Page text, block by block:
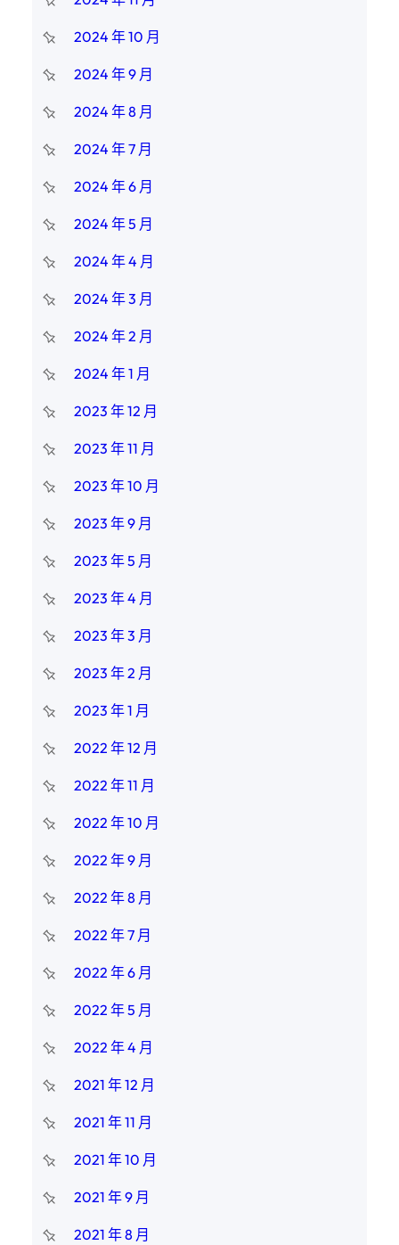
2024 年 10 月
2024 年 9 月
2024 年 8 月
2024 年 7 月
2024 年 6 月
2024 年 5 月
2024 年 4 月
2024 年 3 月
2024 年 2 月
2024 年 1 月
2023 年 12 月
2023 年 11 月
2023 年 10 月
2023 年 9 月
2023 年 5 月
2023 年 4 月
2023 年 3 月
2023 年 2 月
2023 年 1 月
2022 年 12 月
2022 年 11 月
2022 年 10 月
2022 年 9 月
2022 年 8 月
2022 年 7 月
2022 年 6 月
2022 年 5 月
2022 年 4 月
2021 年 12 月
2021 年 11 月
2021 年 10 月
2021 年 9 月
2021 年 8 月